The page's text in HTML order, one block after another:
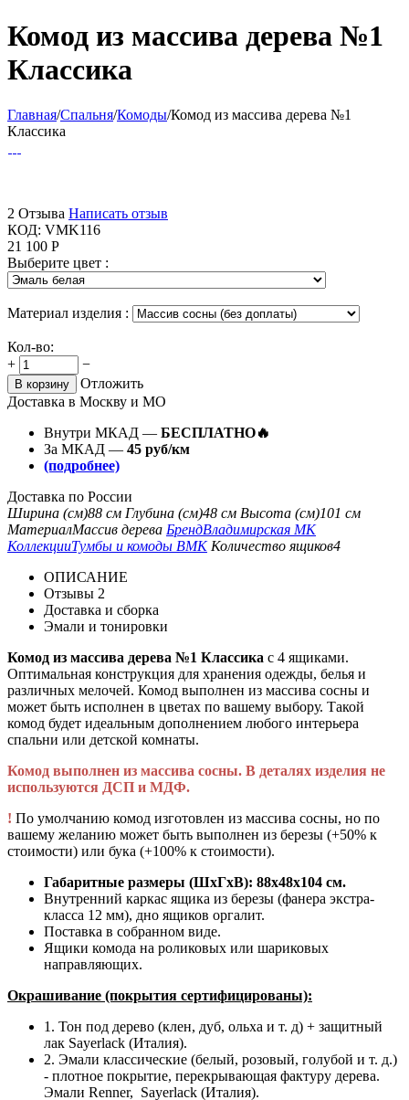
Комод из массива дерева №1
Классика
Главная/Спальня/Комоды/Комод из массива дерева №1
Классика
2 Отзыва Написать отзыв
КОД: VMK116
21 100 Р
Выберите цвет :
Материал изделия :
Кол-во:
+
−
В корзину
Отложить
Доставка в Москву и МО
Внутри МКАД — БЕСПЛАТНО🔥
За МКАД — 45 руб/км
(подробнее)
Доставка по России
Ширина (см)88 см Глубина (см)48 см Высота (см)101 см
МатериалМассив дерева БрендВладимирская МК
КоллекцииТумбы и комоды ВМК Количество ящиков4
ОПИСАНИЕ
Отзывы 2
Доставка и сборка
Эмали и тонировки
Комод из массива дерева №1 Классика с 4 ящиками.
Оптимальная конструкция для хранения одежды, белья и
различных мелочей. Комод выполнен из массива сосны и
может быть исполнен в цветах по вашему выбору. Такой
комод будет идеальным дополнением любого интерьера
спальни или детской комнаты.
Комод выполнен из массива сосны. В деталях изделия не
используются ДСП и МДФ.
! По умолчанию комод изготовлен из массива сосны, но по
вашему желанию может быть выполнен из березы (+50% к
стоимости) или бука (+100% к стоимости).
Габаритные размеры (ШхГхВ): 88х48х104 см.
Внутренний каркас ящика из березы (фанера экстра-
класса 12 мм), дно ящиков оргалит.
Поставка в собранном виде.
Ящики комода на роликовых или шариковых
направляющих.
Окрашивание (покрытия сертифицированы):
1. Тон под дерево (клен, дуб, ольха и т. д) + защитный
лак Sayerlack (Италия).
2. Эмали классические (белый, розовый, голубой и т. д.)
- плотное покрытие, перекрывающая фактуру дерева.
Эмали Renner, Sayerlack (Италия).